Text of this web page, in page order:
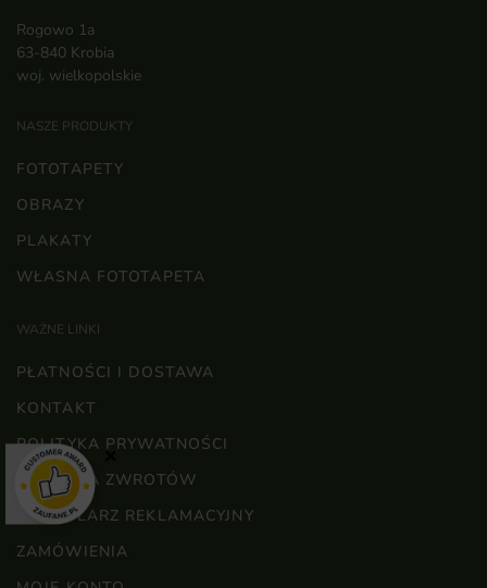
Rogowo 1a
63-840 Krobia
woj. wielkopolskie
NASZE PRODUKTY
FOTOTAPETY
OBRAZY
PLAKATY
WŁASNA FOTOTAPETA
WAŻNE LINKI
PŁATNOŚCI I DOSTAWA
KONTAKT
POLITYKA PRYWATNOŚCI
POLITYKA ZWROTÓW
FORMULARZ REKLAMACYJNY
ZAMÓWIENIA
×